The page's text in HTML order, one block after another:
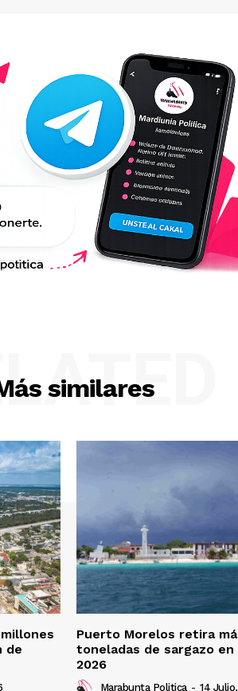
similares
de
Puerto Morelos retira
toneladas de sargazo en
2026
Marabunta Politica - 14